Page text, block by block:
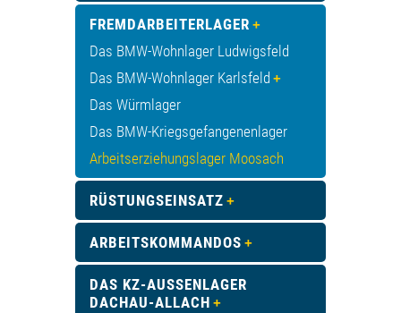
FREMDARBEITERLAGER
Das BMW-Wohnlager Ludwigsfeld
Das BMW-Wohnlager Karlsfeld
Das Würmlager
Das BMW-Kriegsgefangenenlager
Arbeitserziehungslager Moosach
RÜSTUNGSEINSATZ
ARBEITSKOMMANDOS
DAS KZ-AUSSENLAGER D
ACHAU-ALLACH